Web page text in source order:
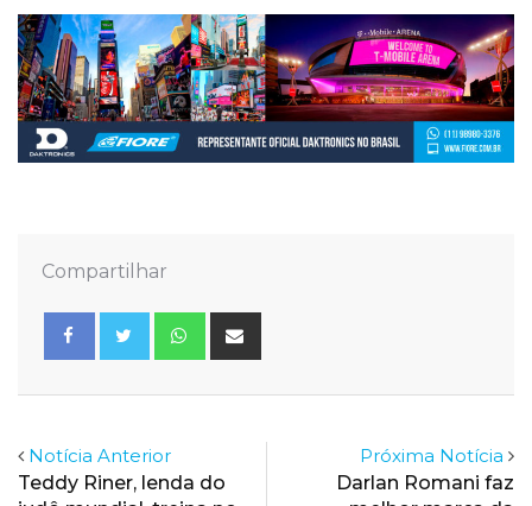
Compartilhar
Whatsapp
Notícia Anterior
Teddy Riner, lenda do
Próxima Notícia
Darlan Romani faz